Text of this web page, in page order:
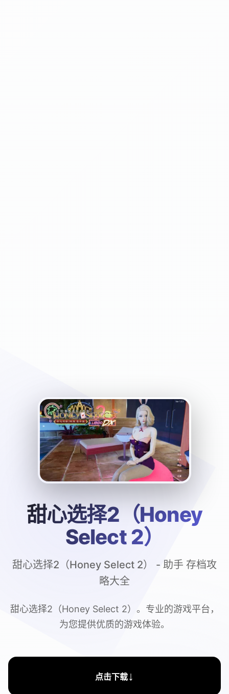
甜心选择2（Honey
Select 2）
甜心选择2（Honey Select 2） - 助手 存档攻
略大全
甜心选择2（Honey Select 2）。专业的游戏平台，
为您提供优质的游戏体验。
点击下载↓